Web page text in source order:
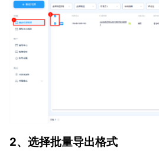
2、选择批量导出格式